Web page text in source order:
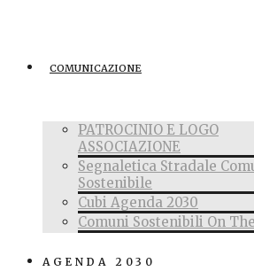
COMUNICAZIONE
PATROCINIO E LOGO
ASSOCIAZIONE
Segnaletica Stradale
Sostenibile
Cubi Agenda 2030
Comuni Sostenibili On
AGENDA 2030